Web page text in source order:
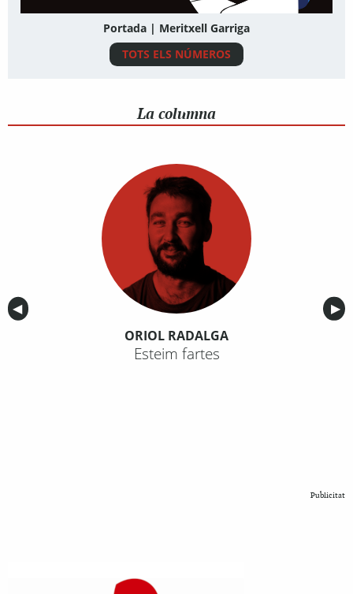
Portada | Meritxell Garriga
TOTS ELS NÚMEROS
La columna
Anterior
◀︎ ▶︎
ORIOL RADALGA
Esteim fartes
Publicitat